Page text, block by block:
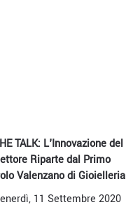
TALK: L'Innovazione del
Riparte dal Primo
Valenzano di Gioielleria
11 Settembre 2020